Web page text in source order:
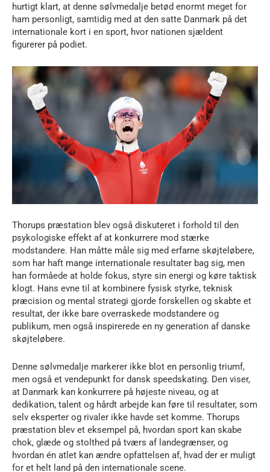
hurtigt klart, at denne sølvmedalje betød enormt meget for
ham personligt, samtidig med at den satte Danmark på det
internationale kort i en sport, hvor nationen sjældent
figurerer på podiet.
Thorups præstation blev også diskuteret i forhold til den
psykologiske effekt af at konkurrere mod stærke
modstandere. Han måtte måle sig med erfarne skøjteløbere,
som har haft mange internationale resultater bag sig, men
han formåede at holde fokus, styre sin energi og køre taktisk
klogt. Hans evne til at kombinere fysisk styrke, teknisk
præcision og mental strategi gjorde forskellen og skabte et
resultat, der ikke bare overraskede modstandere og
publikum, men også inspirerede en ny generation af danske
skøjteløbere.
Denne sølvmedalje markerer ikke blot en personlig triumf,
men også et vendepunkt for dansk speedskating. Den viser,
at Danmark kan konkurrere på højeste niveau, og at
dedikation, talent og hårdt arbejde kan føre til resultater, som
selv eksperter og rivaler ikke havde set komme. Thorups
præstation blev et eksempel på, hvordan sport kan skabe
chok, glæde og stolthed på tværs af landegrænser, og
hvordan én atlet kan ændre opfattelsen af, hvad der er muligt
for et helt land på den internationale scene.